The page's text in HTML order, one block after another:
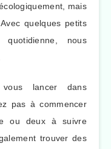
mais
quelques petits
nous
vous lancer dans
pas à commencer
ou deux à suivre
trouver des